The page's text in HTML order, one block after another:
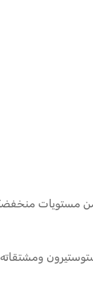
من مستويات